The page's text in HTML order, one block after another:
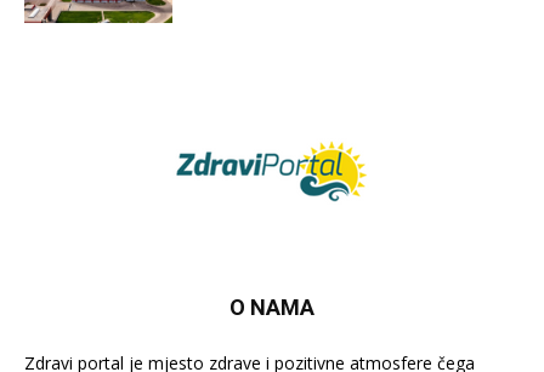
O NAMA
Zdravi portal je mjesto zdrave i pozitivne atmosfere čega